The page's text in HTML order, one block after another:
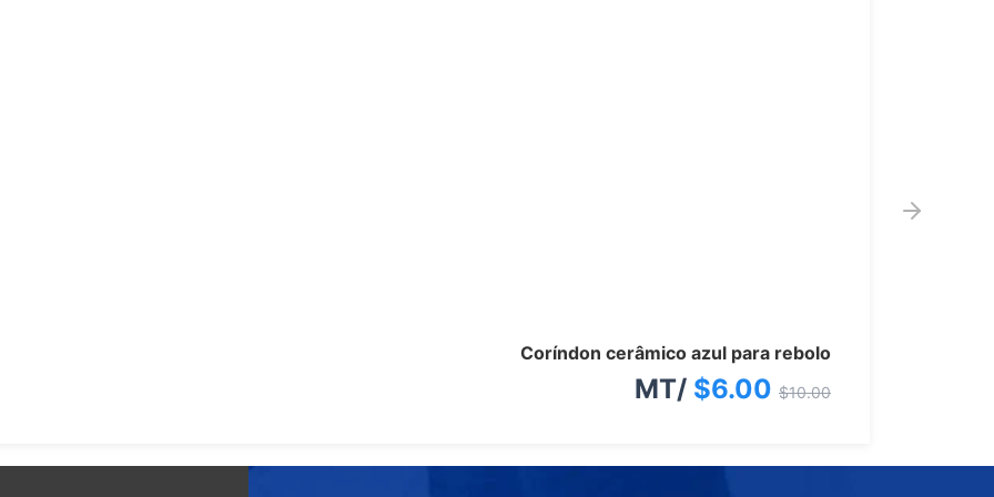
Coríndon cerâmico azul para rebolo
$10.00
preço
era:
$6.00
preço
é:
/MT